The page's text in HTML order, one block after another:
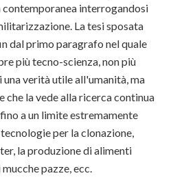
contemporanea interrogandosi
La tesi sposata
dal primo paragrafo nel quale
più tecno-scienza, non più
verità utile all'umanità, ma
che la vede alla ricerca continua
a un limite estremamente
per la clonazione,
la produzione di alimenti
pazze, ecc.